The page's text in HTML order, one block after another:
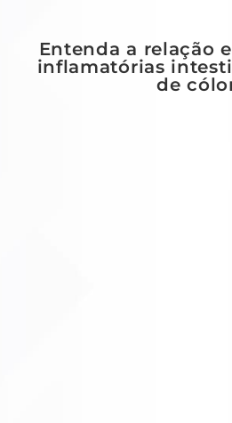
Entenda a relação
inflamatórias
de